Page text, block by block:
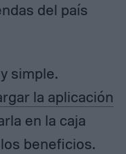
del país
simple.
la aplicación
en la caja
beneficios.